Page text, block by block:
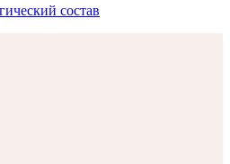
состав